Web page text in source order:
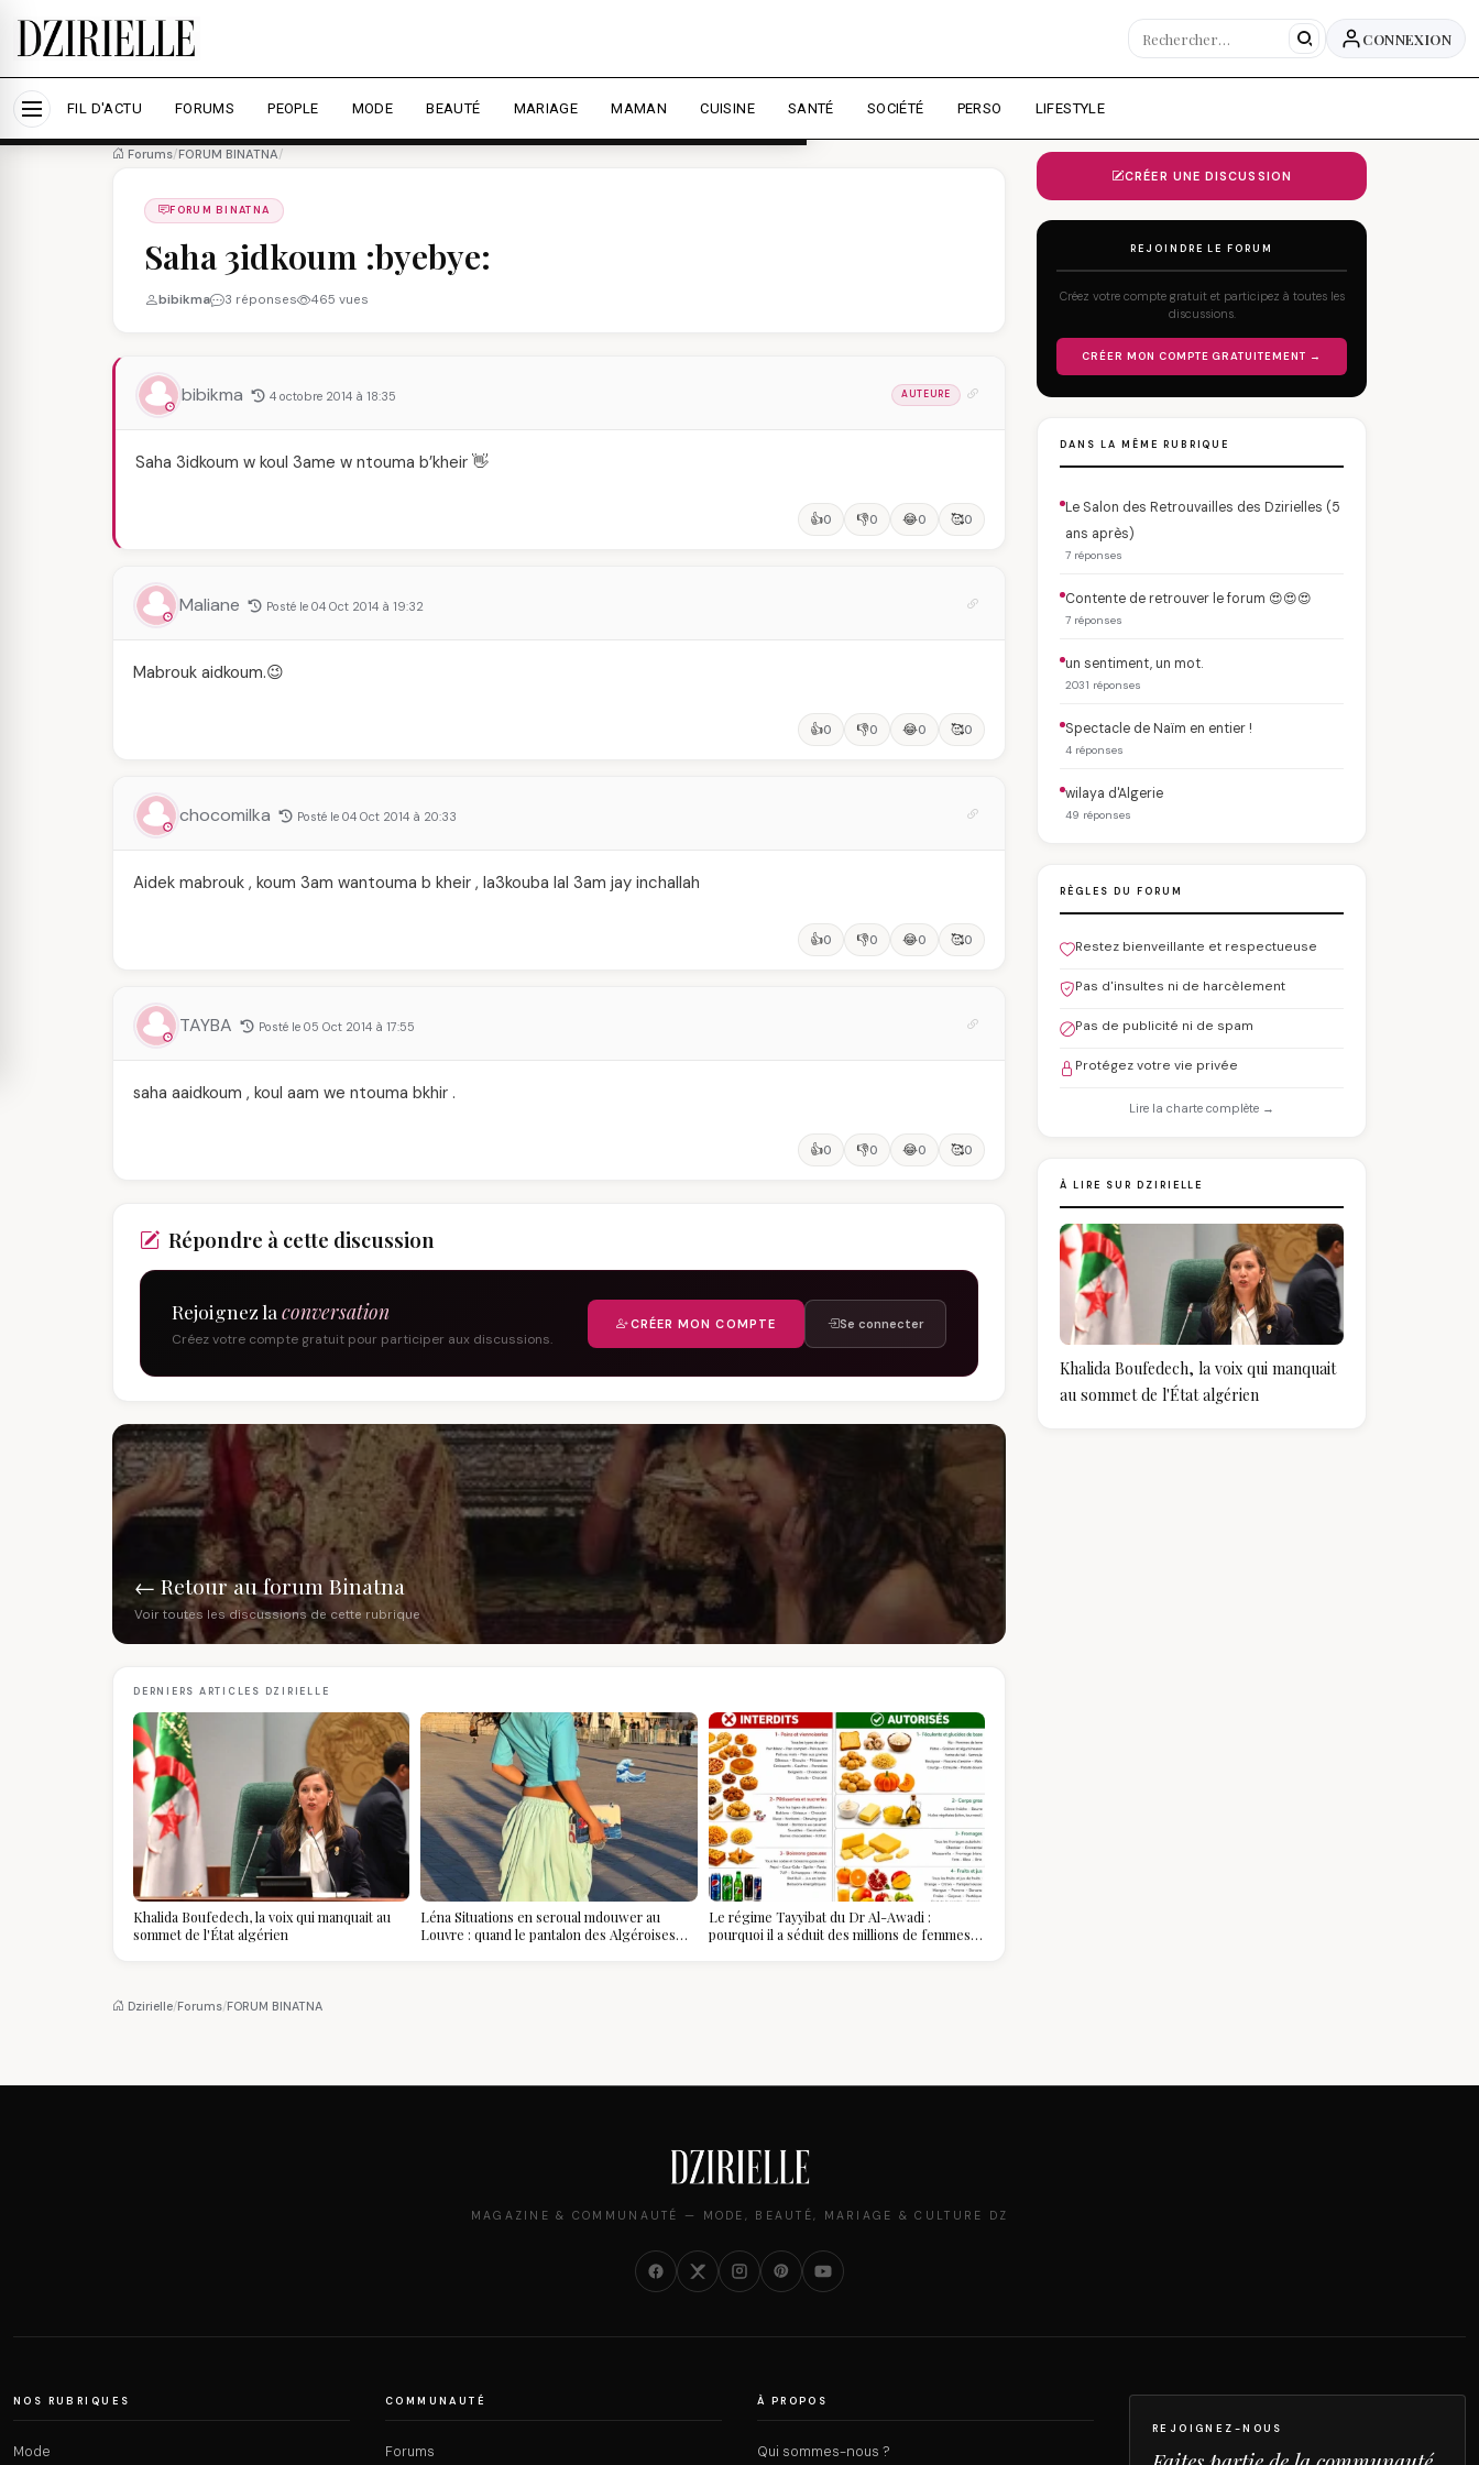
Nous utilisons des cookies pour améliorer votre expérience et mesurer l'audience.
Accepter tout Personnaliser
CONNEXION
FIL D'ACTU FORUMS PEOPLE MODE BEAUTÉ MARIAGE MAMAN CUISINE SANTÉ SOCIÉTÉ PERSO LIFESTYLE
Forums/FORUM BINATNA/
FORUM BINATNA
Saha 3idkoum :byebye:
bibikma 3 réponses 465 vues
bibikma 4 octobre 2014 à 18:35 AUTEURE
Saha 3idkoum w koul 3ame w ntouma b’kheir 👋
👍0 👎0 😂0 🥰0
Maliane Posté le 04 Oct 2014 à 19:32
Mabrouk aidkoum.😉
👍0 👎0 😂0 🥰0
chocomilka Posté le 04 Oct 2014 à 20:33
Aidek mabrouk , koum 3am wantouma b kheir , la3kouba lal 3am jay inchallah
👍0 👎0 😂0 🥰0
TAYBA Posté le 05 Oct 2014 à 17:55
saha aaidkoum , koul aam we ntouma bkhir .
👍0 👎0 😂0 🥰0
Répondre à cette discussion
Rejoignez la conversation
Créez votre compte gratuit pour participer aux discussions.
CRÉER MON COMPTE Se connecter
← Retour au forum Binatna
Voir toutes les discussions de cette rubrique
DERNIERS ARTICLES DZIRIELLE
Khalida Boufedech, la voix qui manquait au
sommet de l'État algérien
Léna Situations en seroual mdouwer au
Louvre : quand le pantalon des Algéroises
Le régime Tayyibat du Dr Al-Awadi :
pourquoi il a séduit des millions de femmes
Dzirielle/Forums/FORUM BINATNA
CRÉER UNE DISCUSSION
REJOINDRE LE FORUM
Créez votre compte gratuit et participez à toutes les
discussions.
CRÉER MON COMPTE GRATUITEMENT →
DANS LA MÊME RUBRIQUE
Le Salon des Retrouvailles des Dzirielles (5
ans après)
7 réponses
Contente de retrouver le forum 😍😍😍
7 réponses
un sentiment, un mot.
2031 réponses
Spectacle de Naïm en entier !
4 réponses
wilaya d'Algerie
49 réponses
RÈGLES DU FORUM
Restez bienveillante et respectueuse
Pas d'insultes ni de harcèlement
Pas de publicité ni de spam
Protégez votre vie privée
Lire la charte complète →
À LIRE SUR DZIRIELLE
Khalida Boufedech, la voix qui manquait
au sommet de l'État algérien
MAGAZINE & COMMUNAUTÉ — MODE, BEAUTÉ, MARIAGE & CULTURE DZ
NOS RUBRIQUES
Mode
COMMUNAUTÉ
Forums
À PROPOS
Qui sommes-nous ?
REJOIGNEZ-NOUS